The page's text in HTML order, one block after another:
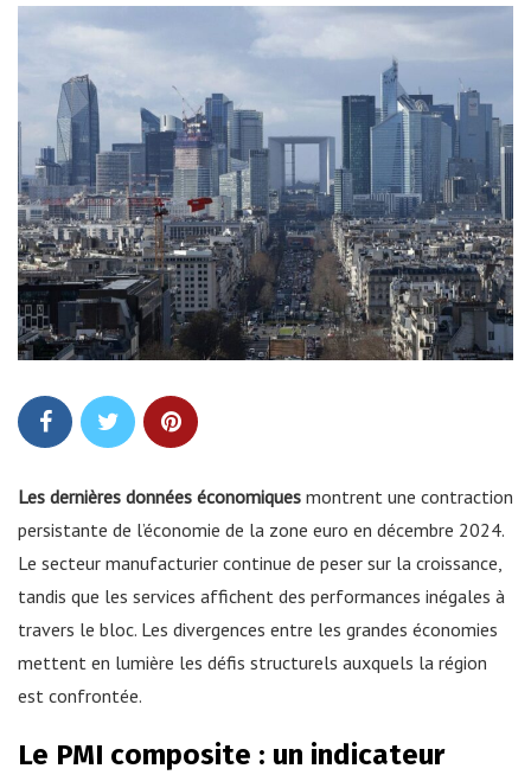
Les dernières données économiques montrent une contraction
persistante de l’économie de la zone euro en décembre 2024.
Le secteur manufacturier continue de peser sur la croissance,
tandis que les services affichent des performances inégales à
travers le bloc. Les divergences entre les grandes économies
mettent en lumière les défis structurels auxquels la région
est confrontée.
Le PMI composite : un indicateur